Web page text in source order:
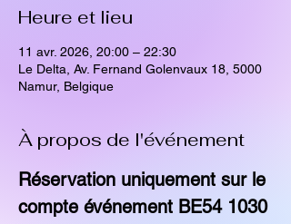
Heure et lieu
11 avr. 2026, 20:00 – 22:30
Le Delta, Av. Fernand Golenvaux 18, 5000
Namur, Belgique
À propos de l'événement
Réservation uniquement sur le
compte événement BE54 1030